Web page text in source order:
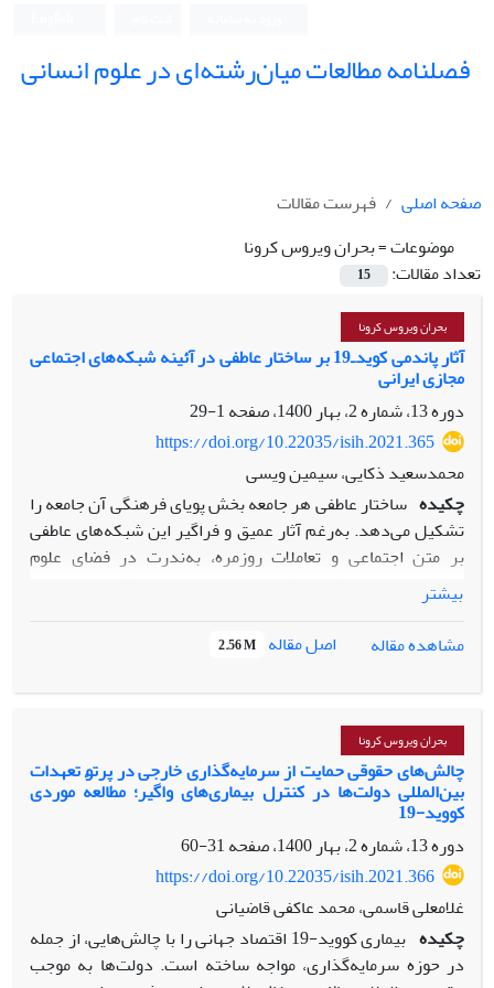
فصلنامه مطالعات میان‌رشته‌ای در علوم انسانی
صفحه اصلی
فهرست مقالات
موضوعات =بحران ویروس کرونا
تعداد مقالات:
15
بحران ویروس کرونا
آثار پاندمی کوید‌ـ‌19 بر ساختار عاطفی در آئینه شبکه‌های اجتماعی
مجازی ایرانی
دوره 13، شماره 2، بهار 1400، صفحه
1-29
https://doi.org/10.22035/isih.2021.365
محمدسعید ذکایی، سیمین ویسی
چکیده ساختار عاطفی هر جامعه بخش پویای فرهنگی آن جامعه را
تشکیل می‌‌‌دهد. به‌رغم آثار عمیق و فراگیر این شبکه‌های عاطفی
بر متن اجتماعی و تعاملات روزمره، به‌ندرت در فضای علوم
اجتماعی ایرانی، مطالعه‌ای کیفی بر روی ساختار عواطف جامعه انجام
می‌شود. پاندمی کرونا در چند ماه گذشته توانسته بر ساختار
عاطفی جامعهٔ ایرانی، به‌ویژه امید و اضطراب، تأثیرات مهمی
بگذارد. فضای مجازی به‌عنوان فضایی که ادامهٔ فضای واقعی است
به‌خوبی این تغییرات را نشان می‌دهد. مقاله حاضر با اتکا به
شیوع ویروس کرونا باعث شده است بیش از پیش و در ادامه
ساختارهای عاطفی واقعی جامعه، در فضای مجازی امید جمعی در
برابر امید‍ عمومی قرار بگیرد. بر اساس نتایج، امیدورزی انتقادی
بیشتر به سمت امیدورزی اتوپیایی و نیز کارناوالی‌شدن فضا میل
کرده است. با این وجود رگه‌هایی از امیدورزی عاملانه، که البته گاه
به انحراف کشیده می‌شود، در فضا دیده می‌شود. اضطراب
به‌عنوان عاطفه‌ای که در برابر امید و به‌ویژه امید جمعی قرار
می‌گیرد، با افزایش کرونا افزایش چشمگیری داشته است. از
آنجایی‌که افزایش ترس‌های ساختاری به امید عاملانه منجر
نمی‍شود بر ناکامی‌ها و ملال و اضطراب وجودی افزوده است. حتی
بیشتر
مشاهده مقاله
اصل مقاله 2.56 M
بحران ویروس کرونا
چالش‌های حقوقی حمایت از سرمایه‌گذاری خارجی در پرتو تعهدات
بین‌المللی دولت‌ها در کنترل بیماری‌های واگیر؛ مطالعهٔ موردی
کووید-19
دوره 13، شماره 2، بهار 1400، صفحه
31-60
https://doi.org/10.22035/isih.2021.366
غلامعلی قاسمی، محمد عاکفی قاضیانی
چکیده
بیماری کووید-19 اقتصاد جهانی را با چالش‌هایی، از جمله
در حوزه سرمایه‌گذاری، مواجه ساخته است. دولت‌‌ها به موجب